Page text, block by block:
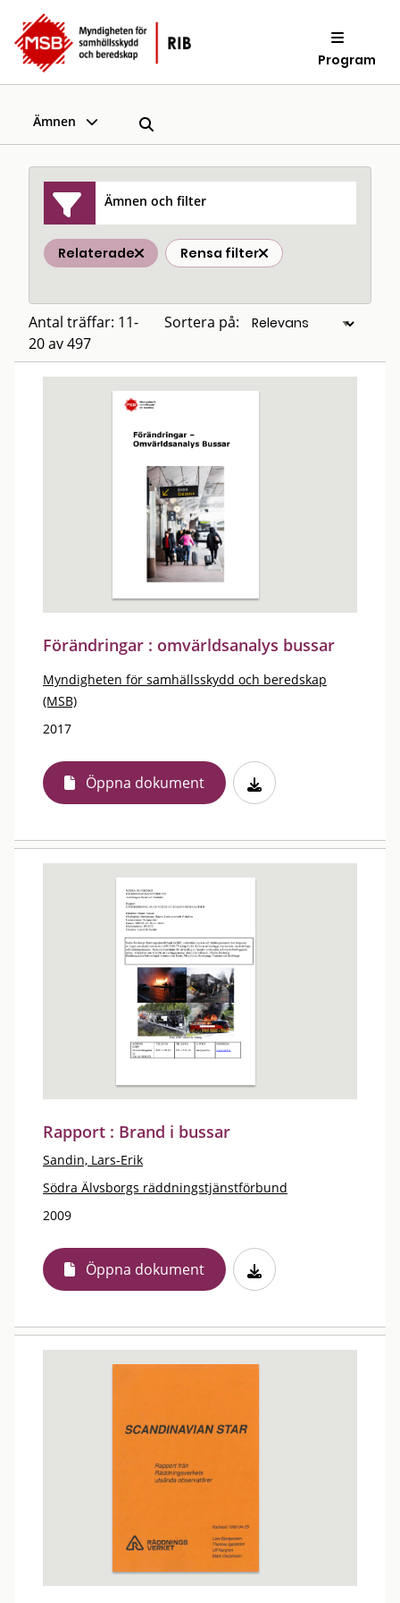
Program
Ämnen
Ämnen och filter
Relaterade Rensa filter
Antal träffar: 11-
20 av 497
Sortera på:
Förändringar : omvärldsanalys bussar
Myndigheten för samhällsskydd och beredskap
(MSB)
2017
Öppna dokument
Rapport : Brand i bussar
Sandin, Lars-Erik
Södra Älvsborgs räddningstjänstförbund
2009
Öppna dokument